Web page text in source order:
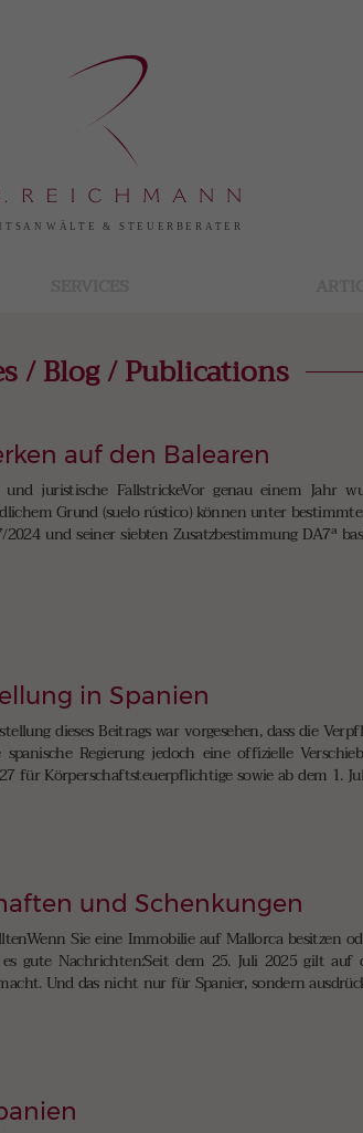
/ Blog / Publications
auf den Balearen
juristische FallstrickeVor genau einem Jahr
Grund (suelo rústico) können unter
2024 und seiner siebten Zusatzbestimmung DA7ª
in Spanien
dieses Beitrags war vorgesehen, dass die
Regierung jedoch eine offizielle
für Körperschaftsteuerpflichtige sowie ab dem 1.
und Schenkungen
Sie eine Immobilie auf Mallorca besitzen
gute Nachrichten:Seit dem 25. Juli 2025 gilt auf
Und das nicht nur für Spanier, sondern